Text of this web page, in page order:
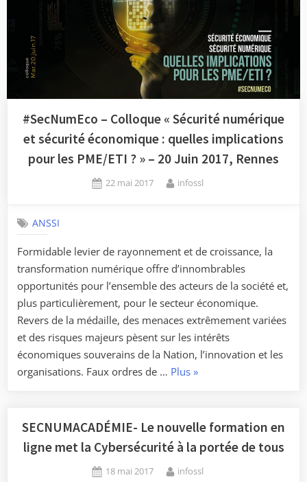
numérique
#SecNumEco – Colloque « Sécurité numérique
et sécurité économique : quelles implications
pour les PME/ETI ? » – 20 Juin 2017, Rennes
Posted
22 mai 2017 By
infossl
ANSSI
Formidable levier de rayonnement et de croissance, la
transformation numérique offre d’innombrables
opportunités pour l’ensemble des acteurs de la société et,
plus particulièrement, pour le secteur économique.
Revers de la médaille, des menaces extrêmement variées
et des risques majeurs pèsent sur les intérêts
économiques souverains de la Nation, l’innovation et les
organisations. Faux ordres de … Plus« #SecNumEco
«
Sécurité
numérique
et
»
SECNUMACADÉMIE- Le nouvelle formation en
ligne met la Cybersécurité à la portée de tous
Posted
18 mai 2017 By
infossl